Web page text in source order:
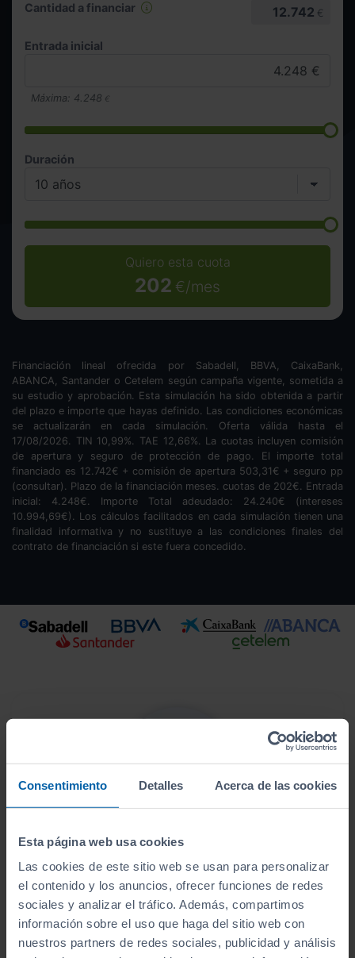
Consentimiento Detalles Acerca de las cookies
Esta página web usa cookies
Las cookies de este sitio web se usan para personalizar
el contenido y los anuncios, ofrecer funciones de redes
sociales y analizar el tráfico. Además, compartimos
información sobre el uso que haga del sitio web con
nuestros partners de redes sociales, publicidad y análisis
Cantidad a financiar 12.742 €
Entrada inicial
Máxima: 4.248 €
Duración
Quiero esta cuota
202 €/mes
Financiación lineal ofrecida por Sabadell, BBVA, CaixaBank,
ABANCA, Santander o Cetelem según campaña vigente, sometida a
su estudio y aprobación. Esta simulación ha sido obtenida a partir
del plazo e importe que hayas definido. Las condiciones económicas
se actualizarán en cada simulación. Oferta válida hasta el
17/08/2026. TIN 10,99%. TAE 12,66%. La cuotas incluyen comisión
de apertura y seguro de protección de pago. El importe total
financiado es 12.742€ + comisión de apertura 503,31€ + seguro pp
(consultar). Plazo de la financiación meses. cuotas de 202€. Entrada
inicial: 4.248€. Importe Total adeudado: 24.240€ (intereses
10.994,69€). Los cálculos facilitados en cada simulación tienen una
finalidad informativa y no sustituye a las condiciones finales del
contrato de financiación si este fuera concedido.
Este vehículo se encuentra en:
Sibuscascoche Santiago
Ver localización y horarios
Ver vehículos del concesionario